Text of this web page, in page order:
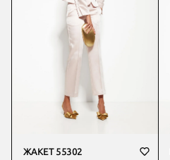
ЖАКЕТ 55302